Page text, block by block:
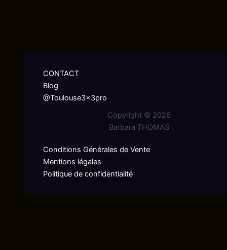
CONTACT
Blog
@Toulouse3x3pro
Copyright © 2026
Barbara THOMAS
Conditions Générales de Vente
Mentions légales
Politique de confidentialité